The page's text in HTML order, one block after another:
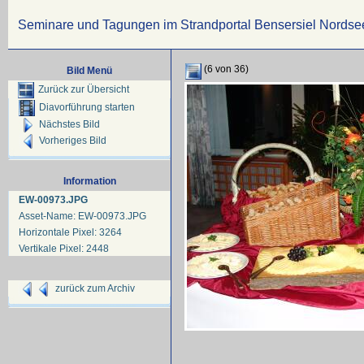
Seminare und Tagungen im Strandportal Bensersiel
Bild Menü
Zurück zur Übersicht
Diavorführung starten
Nächstes Bild
Vorheriges Bild
Information
EW-00973.JPG
Asset-Name: EW-00973.JPG
Horizontale Pixel: 3264
Vertikale Pixel: 2448
zurück zum Archiv
(6 von 36)